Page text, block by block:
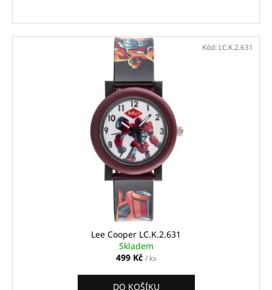
Lee Cooper LC.K.2.631
Skladem
499 Kč / ks
DO KOŠÍKU
Kód: LC.K.2.631